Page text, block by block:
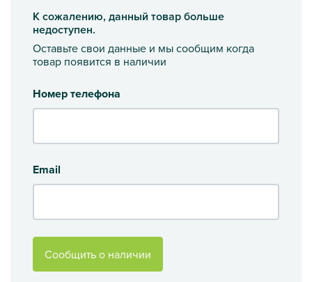
К сожалению, данный товар больше
недоступен.
Оставьте свои данные и мы сообщим когда
товар появится в наличии
Номер телефона
Email
Сообщить о наличии